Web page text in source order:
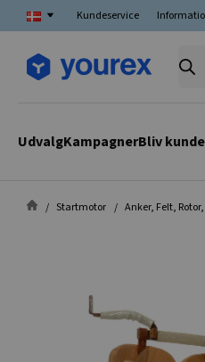
Kundeservice
Søg
UdvalgKampagnerBliv kunde
Startmotor Anker, Felt,